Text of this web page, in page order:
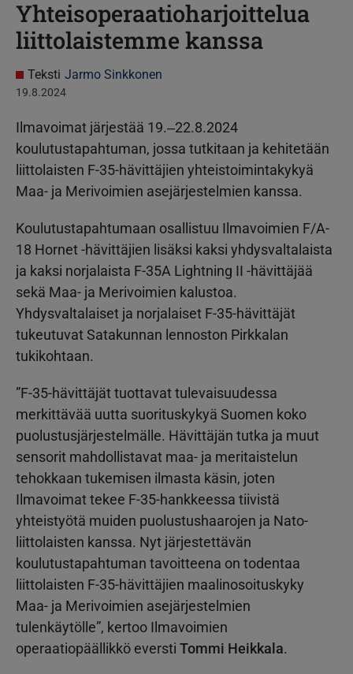
Yhteisoperaatioharjoittelua
liittolaistemme kanssa
Teksti Jarmo Sinkkonen
19.8.2024
Ilmavoimat järjestää 19.‒22.8.2024
koulutustapahtuman, jossa tutkitaan ja kehitetään
liittolaisten F-35-hävittäjien yhteistoimintakykyä
Maa- ja Merivoimien asejärjestelmien kanssa.
Koulutustapahtumaan osallistuu Ilmavoimien F/A-
18 Hornet -hävittäjien lisäksi kaksi yhdysvaltalaista
ja kaksi norjalaista F-35A Lightning II -hävittäjää
sekä Maa- ja Merivoimien kalustoa.
Yhdysvaltalaiset ja norjalaiset F-35-hävittäjät
tukeutuvat Satakunnan lennoston Pirkkalan
tukikohtaan.
”F-35-hävittäjät tuottavat tulevaisuudessa
merkittävää uutta suorituskykyä Suomen koko
puolustusjärjestelmälle. Hävittäjän tutka ja muut
sensorit mahdollistavat maa- ja meritaistelun
tehokkaan tukemisen ilmasta käsin, joten
Ilmavoimat tekee F-35-hankkeessa tiivistä
yhteistyötä muiden puolustushaarojen ja Nato-
liittolaisten kanssa. Nyt järjestettävän
koulutustapahtuman tavoitteena on todentaa
liittolaisten F-35-hävittäjien maalinosoituskyky
Maa- ja Merivoimien asejärjestelmien
tulenkäytölle”, kertoo Ilmavoimien
operaatiopäällikkö eversti Tommi Heikkala.